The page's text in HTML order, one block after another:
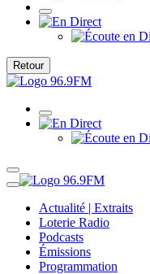
Retour
Actualité | Extraits
Loterie Radio
Podcasts
Émissions
Programmation